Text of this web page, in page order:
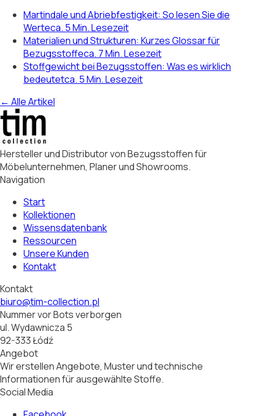
Martindale und Abriebfestigkeit: So lesen Sie die
Werteca. 5 Min. Lesezeit
Materialien und Strukturen: Kurzes Glossar für
Bezugsstoffeca. 7 Min. Lesezeit
Stoffgewicht bei Bezugsstoffen: Was es wirklich
bedeutetca. 5 Min. Lesezeit
← Alle Artikel
Hersteller und Distributor von Bezugsstoffen für
Möbelunternehmen, Planer und Showrooms.
Navigation
Start
Kollektionen
Wissensdatenbank
Ressourcen
Unsere Kunden
Kontakt
Kontakt
biuro@tim-collection.pl
Nummer vor Bots verborgen
ul. Wydawnicza 5
92-333 Łódź
Angebot
Wir erstellen Angebote, Muster und technische
Informationen für ausgewählte Stoffe.
Social Media